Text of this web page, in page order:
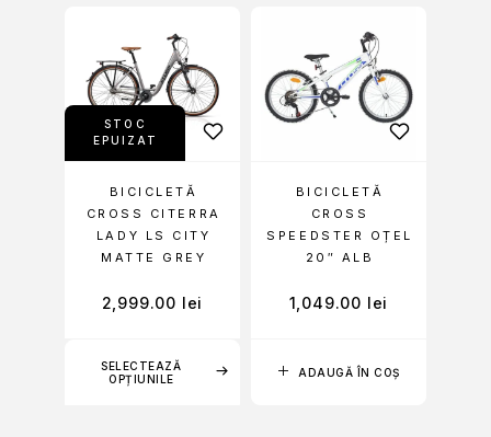
STOC
EPUIZAT
SELECTEAZĂ
OPȚIUNILE
BICICLETĂ
CROSS CITERRA
LADY LS CITY
MATTE GREY
2,999.00 lei
ADAUGĂ ÎN COȘ
BICICLETĂ
CROSS
SPEEDSTER OȚEL
20″ ALB
1,049.00 lei